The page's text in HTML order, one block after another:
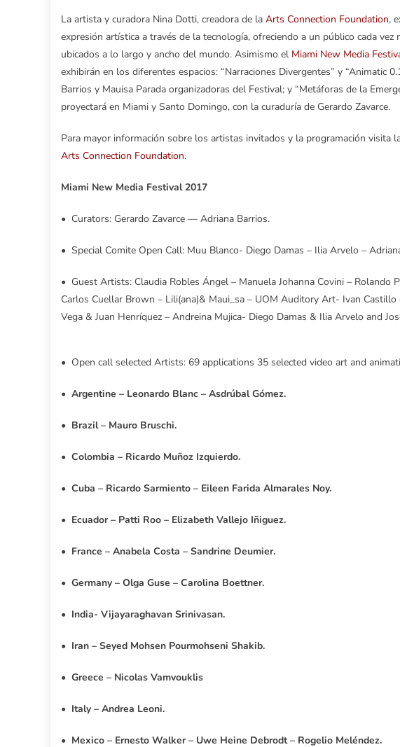
La artista y curadora Nina Dotti, creadora de la Arts Connection Foundation,
expresión artística a través de la tecnología, ofreciendo a un público cada
ubicados a lo largo y ancho del mundo. Asimismo el Miami New Media
exhibirán en los diferentes espacios: “Narraciones Divergentes” y “Animatic
Barrios y Mauisa Parada organizadoras del Festival; y “Metáforas de la
proyectará en Miami y Santo Domingo, con la curaduría de Gerardo Zavarce.
Para mayor información sobre los artistas invitados y la programación visita
Arts Connection Foundation.
Miami New Media Festival 2017
• Curators: Gerardo Zavarce — Adriana Barrios.
• Special Comite Open Call: Muu Blanco- Diego Damas – Ilia Arvelo –
• Guest Artists: Claudia Robles Ángel – Manuela Johanna Covini – Rolando
Carlos Cuellar Brown – Lili(ana)& Maui_sa – UOM Auditory Art- Ivan Castillo
Vega & Juan Henríquez – Andreina Mujica- Diego Damas & Ilia Arvelo and
• Open call selected Artists: 69 applications 35 selected video art and
• Argentine – Leonardo Blanc – Asdrúbal Gómez.
• Brazil – Mauro Bruschi.
• Colombia – Ricardo Muñoz Izquierdo.
• Cuba – Ricardo Sarmiento – Eileen Farida Almarales Noy.
• Ecuador – Patti Roo – Elizabeth Vallejo Iñiguez.
• France – Anabela Costa – Sandrine Deumier.
• Germany – Olga Guse – Carolina Boettner.
• India- Vijayaraghavan Srinivasan.
• Iran – Seyed Mohsen Pourmohseni Shakib.
• Greece – Nicolas Vamvouklis
• Italy – Andrea Leoni.
• Mexico – Ernesto Walker – Uwe Heine Debrodt – Rogelio Meléndez.